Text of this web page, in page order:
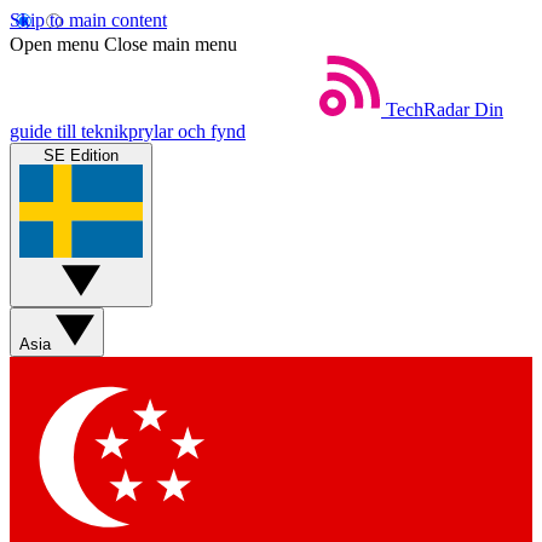
Skip to main content
Open menu Close main menu
TechRadar Din
guide till teknikprylar och fynd
SE Edition
Asia